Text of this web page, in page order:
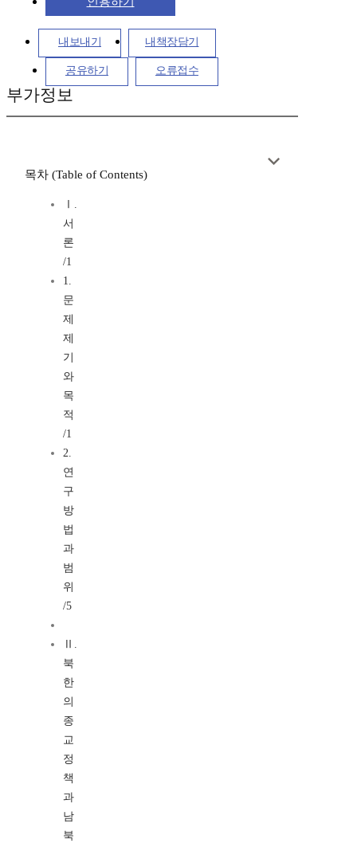
내보내기 내책장담기
공유하기 오류접수
부가정보
목차 (Table of Contents)
Ⅰ.
서
론
/1
1.
문
제
제
기
와
목
적
/1
2.
연
구
방
법
과
범
위
/5
Ⅱ.
북
한
의
종
교
정
책
과
남
북